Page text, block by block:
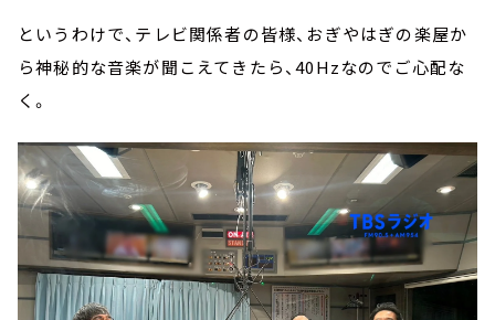
というわけで、テレビ関係者の皆様、おぎやはぎの楽屋か
ら神秘的な音楽が聞こえてきたら、40Hzなのでご心配な
く。